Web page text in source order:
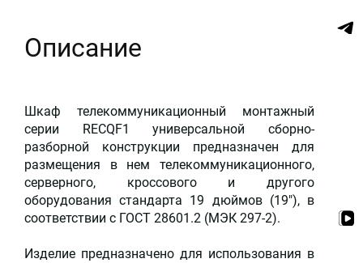
Описание
Шкаф телекоммуникационный монтажный
серии RECQF1 универсальной сборно-
разборной конструкции предназначен для
размещения в нем телекоммуникационного,
серверного, кроссового и другого
оборудования стандарта 19 дюймов (19"), в
соответствии с ГОСТ 28601.2 (МЭК 297-2).
Изделие предназначено для использования в